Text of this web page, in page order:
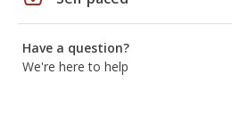
Have a question?
We're here to help